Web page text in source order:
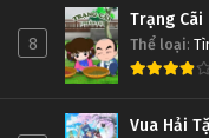
8
Trạng Cãi
Thể loại:
Vua Hải